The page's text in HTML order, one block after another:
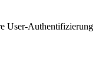
User-Authentifizierung